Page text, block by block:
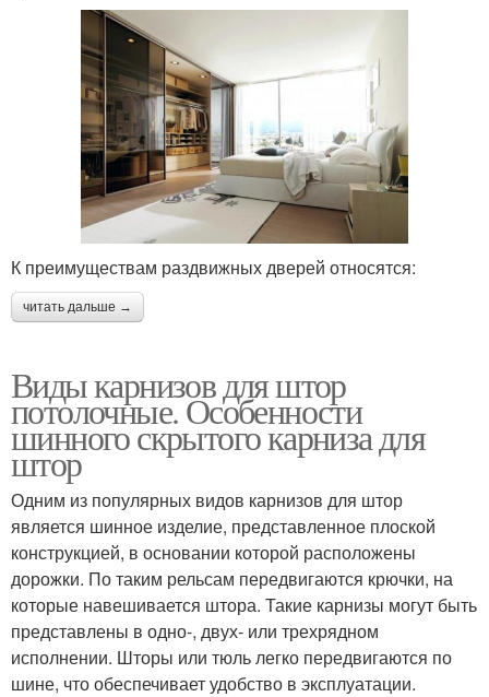
К преимуществам раздвижных дверей относятся:
читать дальше →
Виды карнизов для штор
потолочные. Особенности
шинного скрытого карниза для
штор
Одним из популярных видов карнизов для штор
является шинное изделие, представленное плоской
конструкцией, в основании которой расположены
дорожки. По таким рельсам передвигаются крючки, на
которые навешивается штора. Такие карнизы могут быть
представлены в одно-, двух- или трехрядном
исполнении. Шторы или тюль легко передвигаются по
шине, что обеспечивает удобство в эксплуатации.